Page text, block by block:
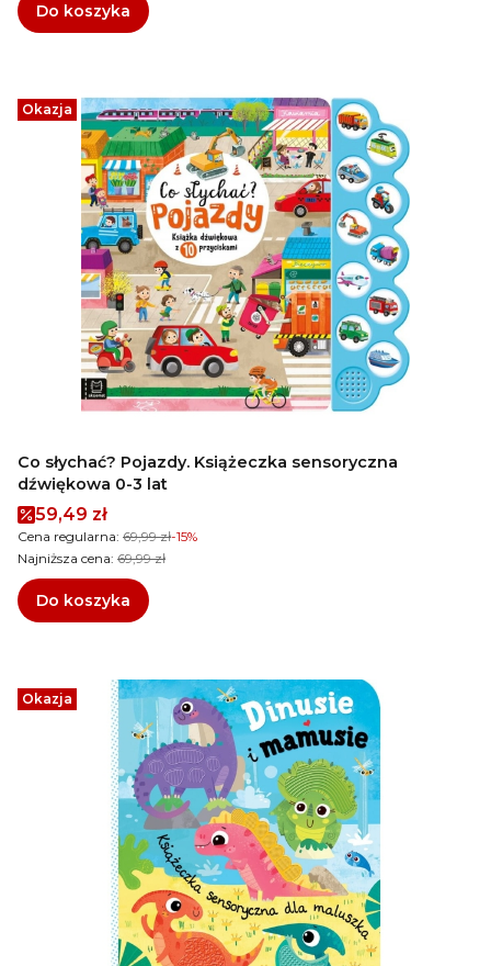
Do koszyka
Okazja
Co słychać? Pojazdy. Książeczka sensoryczna
dźwiękowa 0-3 lat
Cena promocyjna
59,49 zł
Cena regularna: 69,99 zł-15%
Najniższa cena: 69,99 zł
Do koszyka
Okazja